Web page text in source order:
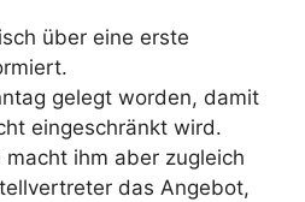
über eine erste
gelegt worden, damit
eingeschränkt wird.
macht ihm aber zugleich
das Angebot,